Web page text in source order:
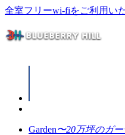
全室フリーwi-fiをご利用い
Garden〜20万坪のガ